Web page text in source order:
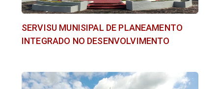
SERVISU MUNISIPAL DE PLANEAMENTO
INTEGRADO NO DESENVOLVIMENTO